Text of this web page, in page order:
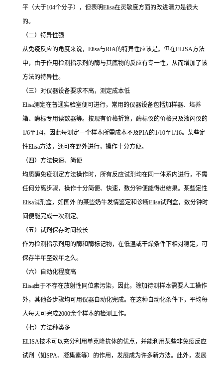
平（大于104个分子），但表明Elisa在灵敏度方面的改进潜力是很大
的。
（二）特异性强
从免疫反应的角度来说， Elisa与RIA的特异性应该是。但在ELISA方法
中，由于作用检测指示剂的酶与其底物的反应有专一性，从而增加了该
方法的特异性。
（三）对仪器设备要求不高，测定成本低
Elisa测定在普通实验室便可进行，常用的仪器设备包括加样器、培养
箱、酶标专用读数器等。按现有价格折算，酶标仪的价格只及液闪仪的
1/6至1/4，因此每测定一个样本所需成本不及PIA的1/10至1/16。某些定
性Elisa方法，还可在野外进行，操作十分方便。
（四）方法快速、简便
均质酶免疫测定方法操作时，所有反应试剂均在同一体系内进行，不需
任何分离步骤，操作十分简便、快速，数分钟便能得出结果。某些定性
Elisa试剂盒，如国外 的某些奶牛发情鉴定和诊断Elisa试剂盒，数分钟时
间便能完成一次测定。
（五）试剂保存时间较长
作为检测指示剂用的酶和酶标记物，在低温或干燥条件下相对稳定，可
保存半年至数年之久。
（六）自动化程度高
Elisa由于不存在放射性同位素污染，因此，除加待测样本需要人工操作
外，其他各步骤均可用仪器自动化完成。在这种自动化条件下，平均每
人每天可完成2000余个样本的检测工作。
（七）方法种类多
ELISA技术可以充分利用单克隆抗体的优点，并能利用某些非免疫反应
试剂（如SPA、凝集素等）的作用，发展成为许多新方法。此外，发展